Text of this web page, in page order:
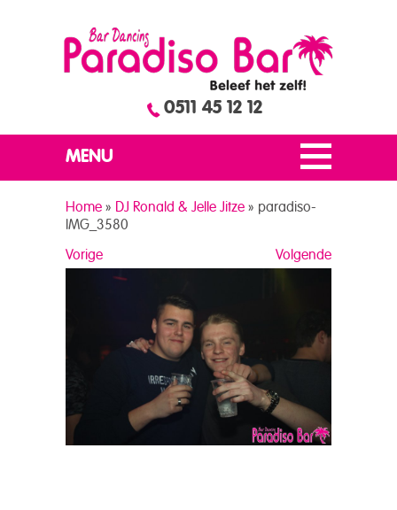
0511 45 12 12
MENU
Home » DJ Ronald & Jelle Jitze » paradiso-
IMG_3580
Volgende
Vorige